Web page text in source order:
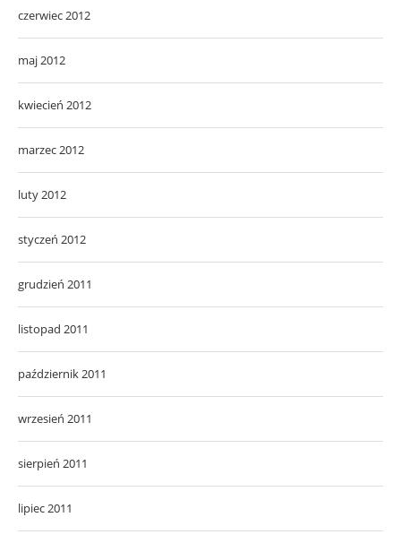
czerwiec 2012
maj 2012
kwiecień 2012
marzec 2012
luty 2012
styczeń 2012
grudzień 2011
listopad 2011
październik 2011
wrzesień 2011
sierpień 2011
lipiec 2011